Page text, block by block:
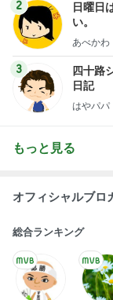
2
日曜日
い。
あべかわ
3
四十路
日記
はやパパ
もっと見る
オフィシャルブロ
総合ランキング